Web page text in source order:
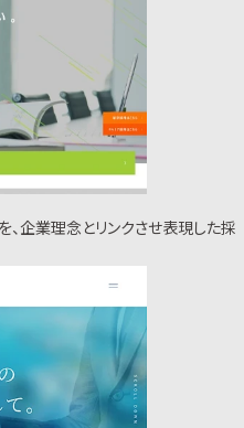
、企業理念とリンクさせ表現した採